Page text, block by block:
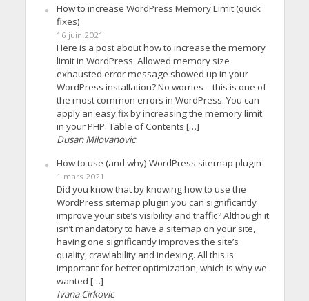
How to increase WordPress Memory Limit (quick
fixes)
16 juin 2021
Here is a post about how to increase the memory
limit in WordPress. Allowed memory size
exhausted error message showed up in your
WordPress installation? No worries – this is one of
the most common errors in WordPress. You can
apply an easy fix by increasing the memory limit
in your PHP. Table of Contents […]
Dusan Milovanovic
How to use (and why) WordPress sitemap plugin
1 mars 2021
Did you know that by knowing how to use the
WordPress sitemap plugin you can significantly
improve your site’s visibility and traffic? Although it
isn’t mandatory to have a sitemap on your site,
having one significantly improves the site’s
quality, crawlability and indexing. All this is
important for better optimization, which is why we
wanted […]
Ivana Cirkovic